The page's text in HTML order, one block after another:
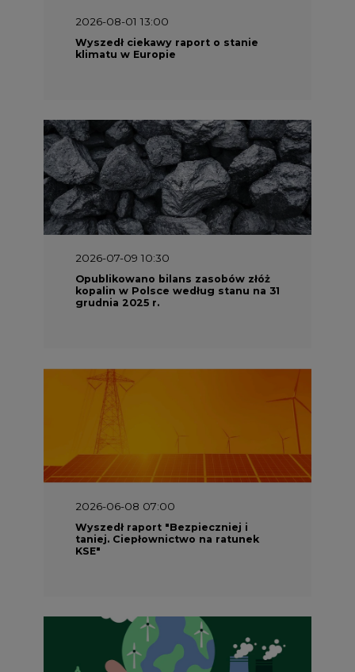
2026-08-01 13:00
Wyszedł ciekawy raport o stanie
klimatu w Europie
2026-07-09 10:30
Opublikowano bilans zasobów złóż
kopalin w Polsce według stanu na 31
grudnia 2025 r.
2026-06-08 07:00
Wyszedł raport "Bezpieczniej i
taniej. Ciepłownictwo na ratunek
KSE"